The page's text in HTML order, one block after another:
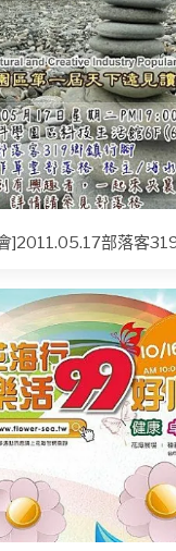
]2011.05.17部落客